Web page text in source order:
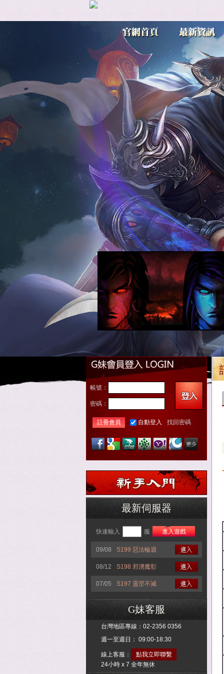
帳號：
密碼：
註冊會員 自動登入 找回密碼
最新伺服器
快速輸入 服 進入遊戲
09/08 S199 惡法輪迴
08/12 S198 邪湧魔彰
07/05 S197 靈罡不滅
G妹客服
台灣地區專線： 02-2356 0356
週一至週日： 09:00-18:30
線上客服：
點我立即聯繫
24小時 x 7 全年無休